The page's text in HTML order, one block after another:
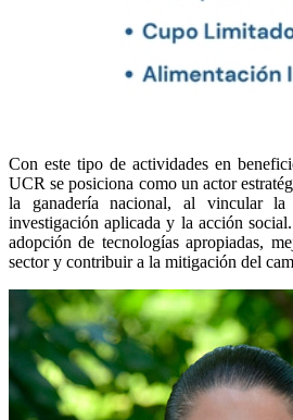
Con este tipo de actividades en
UCR se posiciona como un actor
la ganadería nacional, al vincular la
investigación aplicada y la acción
adopción de tecnologías apropiadas,
sector y contribuir a la mitigación del